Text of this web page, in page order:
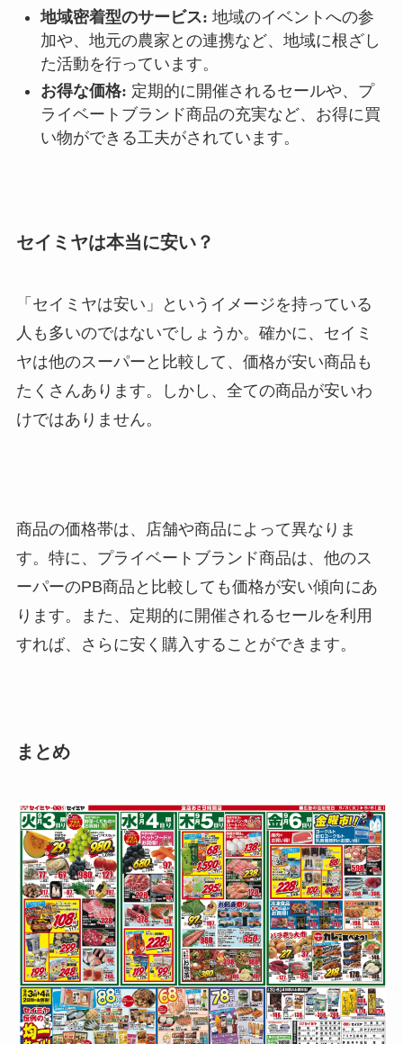
地域密着型のサービス: 地域のイベントへの参
加や、地元の農家との連携など、地域に根ざし
た活動を行っています。
お得な価格: 定期的に開催されるセールや、プ
ライベートブランド商品の充実など、お得に買
い物ができる工夫がされています。
セイミヤは本当に安い？
「セイミヤは安い」というイメージを持っている
人も多いのではないでしょうか。確かに、セイミ
ヤは他のスーパーと比較して、価格が安い商品も
たくさんあります。しかし、全ての商品が安いわ
けではありません。
商品の価格帯は、店舗や商品によって異なりま
す。特に、プライベートブランド商品は、他のス
ーパーのPB商品と比較しても価格が安い傾向にあ
ります。また、定期的に開催されるセールを利用
すれば、さらに安く購入することができます。
まとめ